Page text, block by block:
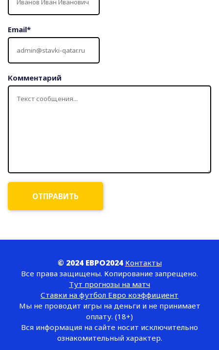
Комментарий
Email*
© 2024 ЕВРО2024 Контакты
Все права защищены. Копирование запрещено.
Тут прогнозы на матч
Ставки на футбол Евро коэффициент
Мы не проводит игры на деньги и не принимает
оплату. (18+)
Вся информация на сайте носит исключительно
ознакомительный характер.